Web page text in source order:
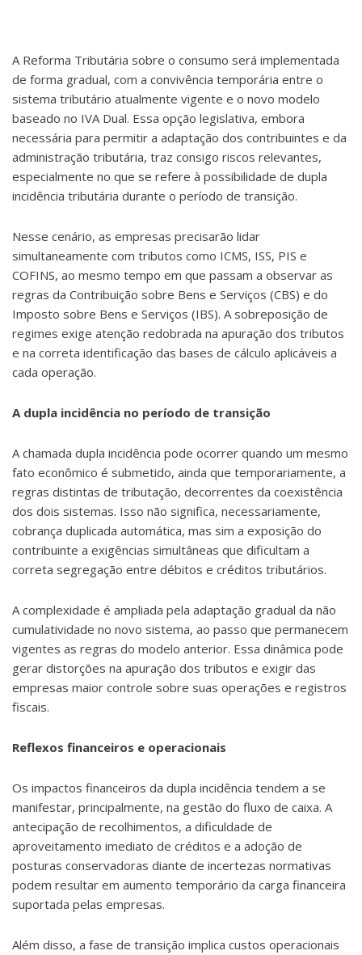
A Reforma Tributária sobre o consumo será implementada
de forma gradual, com a convivência temporária entre o
sistema tributário atualmente vigente e o novo modelo
baseado no IVA Dual. Essa opção legislativa, embora
necessária para permitir a adaptação dos contribuintes e da
administração tributária, traz consigo riscos relevantes,
especialmente no que se refere à possibilidade de dupla
incidência tributária durante o período de transição.
Nesse cenário, as empresas precisarão lidar
simultaneamente com tributos como ICMS, ISS, PIS e
COFINS, ao mesmo tempo em que passam a observar as
regras da Contribuição sobre Bens e Serviços (CBS) e do
Imposto sobre Bens e Serviços (IBS). A sobreposição de
regimes exige atenção redobrada na apuração dos tributos
e na correta identificação das bases de cálculo aplicáveis a
cada operação.
A dupla incidência no período de transição
A chamada dupla incidência pode ocorrer quando um mesmo
fato econômico é submetido, ainda que temporariamente, a
regras distintas de tributação, decorrentes da coexistência
dos dois sistemas. Isso não significa, necessariamente,
cobrança duplicada automática, mas sim a exposição do
contribuinte a exigências simultâneas que dificultam a
correta segregação entre débitos e créditos tributários.
A complexidade é ampliada pela adaptação gradual da não
cumulatividade no novo sistema, ao passo que permanecem
vigentes as regras do modelo anterior. Essa dinâmica pode
gerar distorções na apuração dos tributos e exigir das
empresas maior controle sobre suas operações e registros
fiscais.
Reflexos financeiros e operacionais
Os impactos financeiros da dupla incidência tendem a se
manifestar, principalmente, na gestão do fluxo de caixa. A
antecipação de recolhimentos, a dificuldade de
aproveitamento imediato de créditos e a adoção de
posturas conservadoras diante de incertezas normativas
podem resultar em aumento temporário da carga financeira
suportada pelas empresas.
Além disso, a fase de transição implica custos operacionais